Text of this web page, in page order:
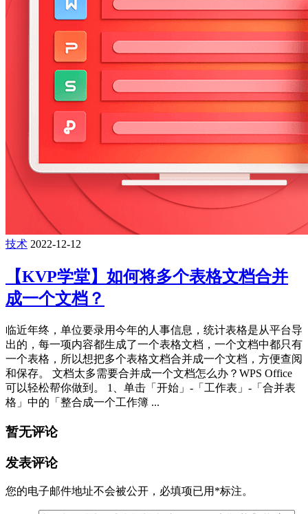
技术 2022-12-12
【KVP学堂】如何将多个表格文档合并
成一个文档？
临近年终，单位要录用今年的人事信息，统计表格是从平台导
出的，每一项内容都生成了一个表格文档，一个文档中都只有
一个表格，所以想把多个表格文档合并成一个文档，方便查阅
和保存。 文档太多需要合并成一个文档怎么办？WPS Office
可以轻松帮你做到。 1、单击「开始」-「工作表」-「合并表
格」中的「整合成一个工作簿 ...
暂无评论
发表评论
您的电子邮件地址不会被公开， 必填项已用 *标注。